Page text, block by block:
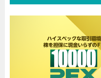
らトレードを始めて稼ぐ
金ゼロからでも始め...